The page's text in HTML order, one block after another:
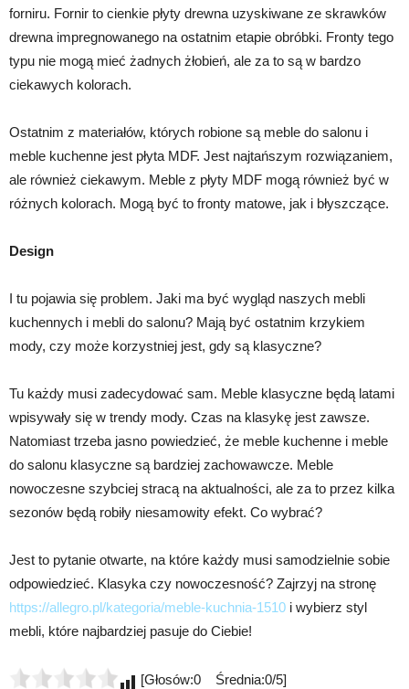
forniru. Fornir to cienkie płyty drewna uzyskiwane ze skrawków
drewna impregnowanego na ostatnim etapie obróbki. Fronty tego
typu nie mogą mieć żadnych żłobień, ale za to są w bardzo
ciekawych kolorach.
Ostatnim z materiałów, których robione są meble do salonu i
meble kuchenne jest płyta MDF. Jest najtańszym rozwiązaniem,
ale również ciekawym. Meble z płyty MDF mogą również być w
różnych kolorach. Mogą być to fronty matowe, jak i błyszczące.
Design
I tu pojawia się problem. Jaki ma być wygląd naszych mebli
kuchennych i mebli do salonu? Mają być ostatnim krzykiem
mody, czy może korzystniej jest, gdy są klasyczne?
Tu każdy musi zadecydować sam. Meble klasyczne będą latami
wpisywały się w trendy mody. Czas na klasykę jest zawsze.
Natomiast trzeba jasno powiedzieć, że meble kuchenne i meble
do salonu klasyczne są bardziej zachowawcze. Meble
nowoczesne szybciej stracą na aktualności, ale za to przez kilka
sezonów będą robiły niesamowity efekt. Co wybrać?
Jest to pytanie otwarte, na które każdy musi samodzielnie sobie
odpowiedzieć. Klasyka czy nowoczesność? Zajrzyj na stronę
https://allegro.pl/kategoria/meble-kuchnia-1510 i wybierz styl
mebli, które najbardziej pasuje do Ciebie!
[Głosów:0 Średnia:0/5]